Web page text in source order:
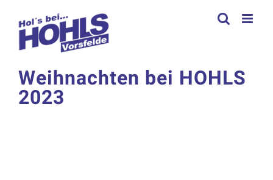
Inhalt
springen
Weihnachten bei HOHLS
2023